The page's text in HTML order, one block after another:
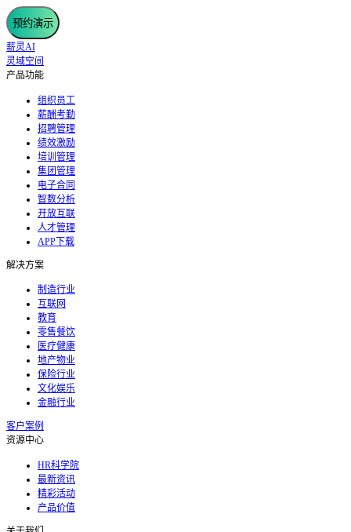
预约演示
薪灵AI
灵域空间
产品功能
组织员工
薪酬考勤
招聘管理
绩效激励
培训管理
集团管理
电子合同
智数分析
开放互联
人才管理
APP下载
解决方案
制造行业
互联网
教育
零售餐饮
医疗健康
地产物业
保险行业
文化娱乐
金融行业
客户案例
资源中心
HR科学院
最新资讯
精彩活动
产品价值